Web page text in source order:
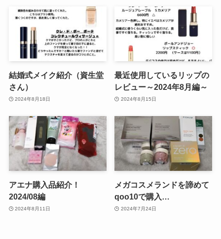
結婚式メイク紹介（資生堂
さん）
2024年8月18日
最近使用しているリップの
レビュー～2024年8月編～
2024年8月15日
アエナ購入品紹介！
2024/08編
2024年8月11日
メガコスメランドを諦めて
qoo10で購入…
2024年7月24日